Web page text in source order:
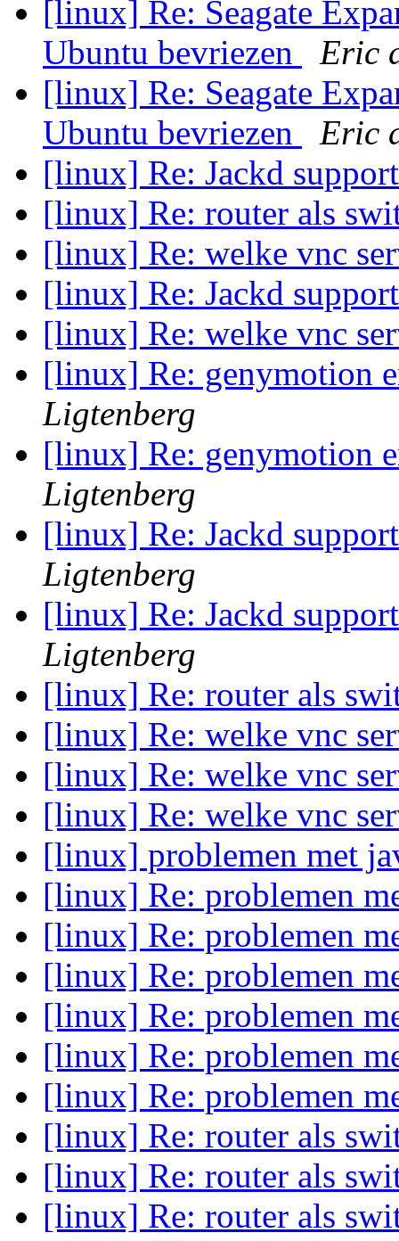
[linux] Re: Seagate
Ubuntu bevriezen
Eric
[linux] Re: Seagate
Ubuntu bevriezen
Eric
[linux] Re: Jackd
[linux] Re: router als
[linux] Re: welke vnc
[linux] Re: Jackd
[linux] Re: welke vnc
[linux] Re: genymotion
Ligtenberg
[linux] Re: genymotion
Ligtenberg
[linux] Re: Jackd
Ligtenberg
[linux] Re: Jackd
Ligtenberg
[linux] Re: router als
[linux] Re: welke vnc
[linux] Re: welke vnc
[linux] Re: welke vnc
[linux] problemen met
[linux] Re: problemen
[linux] Re: problemen
[linux] Re: problemen
[linux] Re: problemen
[linux] Re: problemen
[linux] Re: problemen
[linux] Re: router als
[linux] Re: router als
[linux] Re: router als